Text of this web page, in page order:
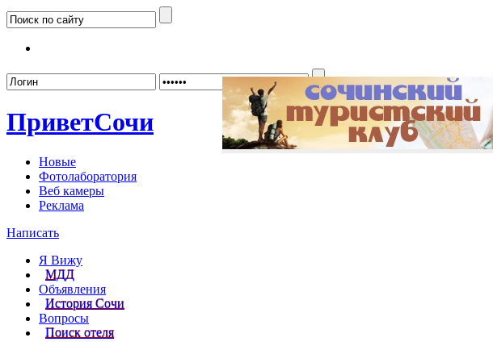
Забыли пароль? Регистрация
ПриветСочи
Новые
Фотолаборатория
Веб камеры
Реклама
Написать
Я Вижу
МДД
Объявления
История Сочи
Вопросы
Поиск отеля